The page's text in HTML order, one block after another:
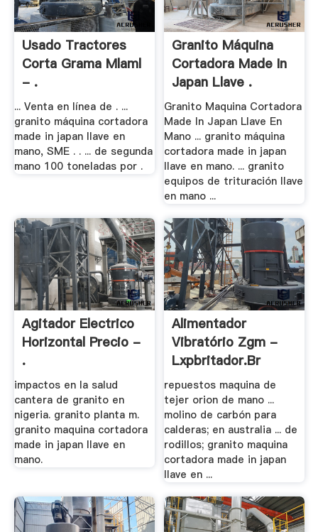
Usado Tractores
Corta Grama Mlaml
- .
... Venta en línea de . ...
granito máquina cortadora
made in japan llave en
mano, SME . . ... de segunda
mano 100 toneladas por .
Granito Máquina
Cortadora Made In
Japan Llave .
Granito Maquina Cortadora
Made In Japan Llave En
Mano ... granito máquina
cortadora made in japan
llave en mano. ... granito
equipos de trituración llave
en mano ...
Agitador Electrico
Horizontal Precio -
.
impactos en la salud
cantera de granito en
nigeria. granito planta m.
granito maquina cortadora
made in japan llave en
mano.
Alimentador
Vibratório Zgm -
Lxpbritador.br
repuestos maquina de
tejer orion de mano ...
molino de carbón para
calderas; en australia ... de
rodillos; granito maquina
cortadora made in japan
llave en ...